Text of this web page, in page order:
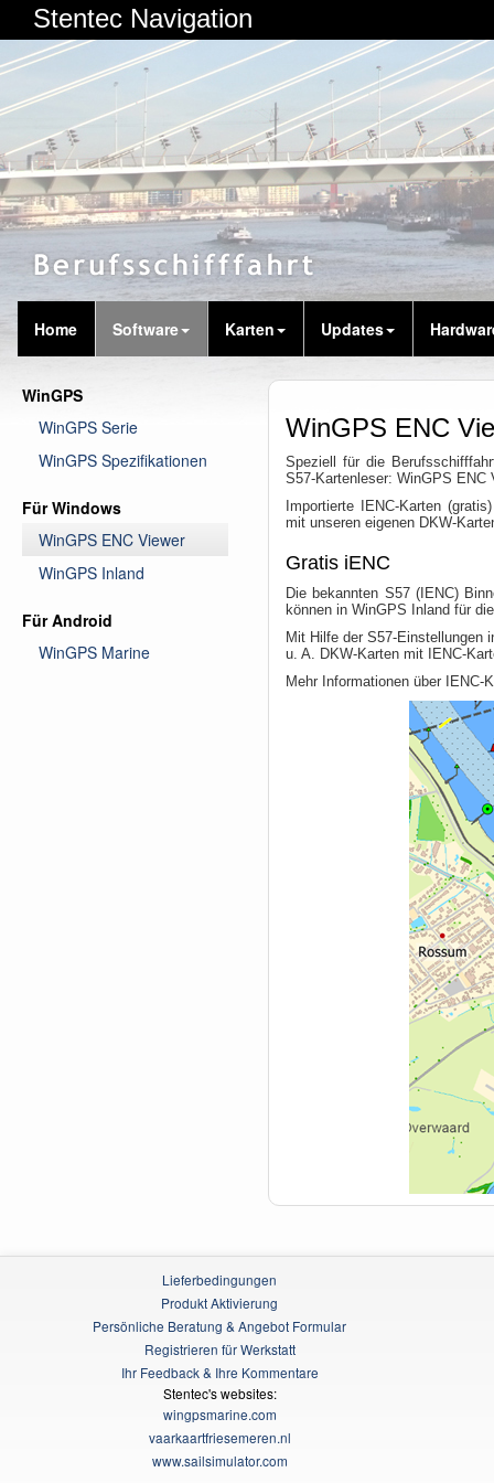
Stentec Navigation
Home Software Karten Updates
WinGPS ENC
Speziell für die
S57-Kartenleser: WinGPS ENC
Importierte IENC-Karten
mit unseren eigenen DKW-
Gratis iENC
Die bekannten S57 (IENC)
können in WinGPS Inland für
Mit Hilfe der S57-Einstellungen
u. A. DKW-Karten mit IENC-
Mehr Informationen über IENC-
WinGPS
WinGPS Serie
WinGPS Spezifikationen
Für Windows
WinGPS ENC Viewer
WinGPS Inland
Für Android
WinGPS Marine
Lieferbedingungen
Produkt Aktivierung
Persönliche Beratung & Angebot Formular
Registrieren für Werkstatt
Ihr Feedback & Ihre Kommentare
Stentec's websites:
wingpsmarine.com
vaarkaartfriesemeren.nl
www.sailsimulator.com